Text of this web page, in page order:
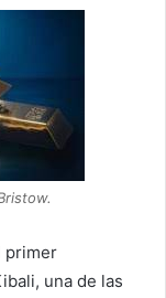
primer
una de las